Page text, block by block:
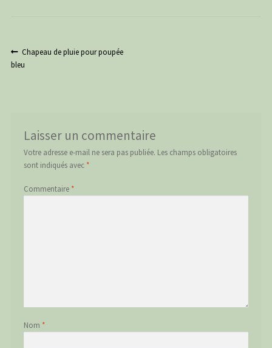
Navigation
de
Article
précédent :
Chapeau de pluie pour poupée
bleu
Laisser un commentaire
Votre adresse e-mail ne sera pas publiée. Les champs obligatoires
sont indiqués avec *
Commentaire *
Nom *